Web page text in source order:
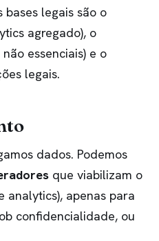
bases legais são o
agregado), o
não essenciais) e o
legais.
dados. Podemos
que viabilizam o
analytics), apenas para
confidencialidade, ou